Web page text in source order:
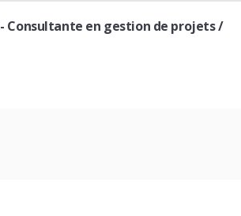
- Consultante en gestion de projets /